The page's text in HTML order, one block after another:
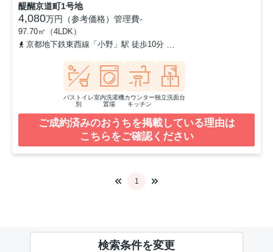
醍醐京道町1号地
4,080万円（参考価格） 管理費-
97.70㎡（4LDK）
京都地下鉄東西線「小野」駅 徒歩10分
バストイレ
別
室内洗濯機
置場
カウンター
キッチン
独立洗面台
ご成約済みのおうちを掲載している理由は
こちらをご確認ください
1
検索条件を変更